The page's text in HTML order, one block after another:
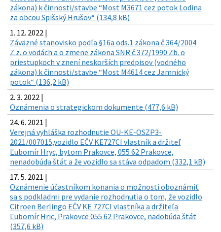
zákona) k činnosti/stavbe “Most M3671 cez potok Lodina
za obcou Spišský Hrušov“ (134,8 kB)
1. 12. 2022 |
Záväzné stanovisko podľa §16a ods.1 zákona č.364/2004
Z.z. o vodách a o zmene zákona SNR č.372/1990 Zb. o
priestupkoch v znení neskorších predpisov (vodného
zákona) k činnosti/stavbe “Most M4614 cez Jamnický
potok“ (136,2 kB)
2. 3. 2022 |
Oznámenia o strategickom dokumente (477,6 kB)
24. 6. 2021 |
Verejná vyhláška rozhodnutie OU-KE-OSZP3-
2021/007015,vozidlo EČV KE727CI vlastník a držiteľ
Ľubomír Hryc, bytom Prakovce, 055 62 Prakovce,
nenadobúda štát a že vozidlo sa stáva odpadom (332,1 kB)
17. 5. 2021 |
Oznámenie účastníkom konania o možnosti oboznámiť
sa s podkladmi pre vydanie rozhodnutia o tom, že vozidlo
Citroen Berlingo EČV KE 727CI vlastníka a držiteľa
Ľubomír Hric, Prakovce 055 62 Prakovce, nadobúda štát
(357,6 kB)